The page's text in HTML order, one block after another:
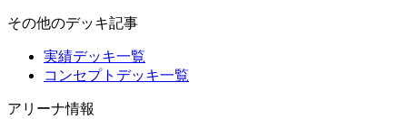
その他のデッキ記事
実績デッキ一覧
コンセプトデッキ一覧
アリーナ情報